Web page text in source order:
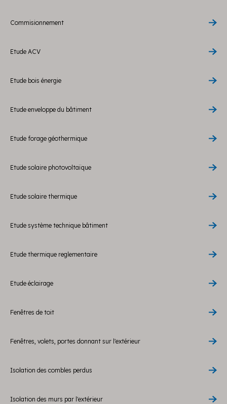
Commisionnement
Etude ACV
Etude bois énergie
Etude enveloppe du bâtiment
Etude forage géothermique
Etude solaire photovoltaïque
Etude solaire thermique
Etude système technique bâtiment
Etude thermique reglementaire
Etude éclairage
Fenêtres de toit
Fenêtres, volets, portes donnant sur l'extérieur
Isolation des combles perdus
Isolation des murs par l'extérieur